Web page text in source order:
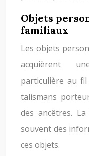
Objets
familiaux
Les objets
acquièrent
particulière au
talismans
des ancêtres.
souvent des
ces objets.